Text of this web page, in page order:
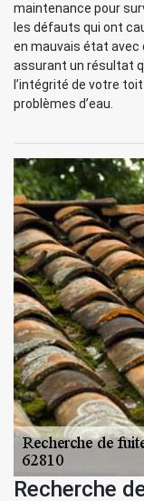
maintenance pour
les défauts qui ont
en mauvais état avec
assurant un résultat
l’intégrité de votre
problèmes d’eau.
Recherche